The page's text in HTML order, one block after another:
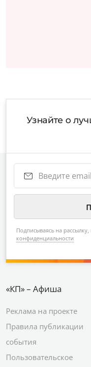
Узнайте о
Подписываясь на рассылку,
конфиденциальности
«КП» – Афиша
Реклама на проекте
Правила публикации
события
Пользовательское